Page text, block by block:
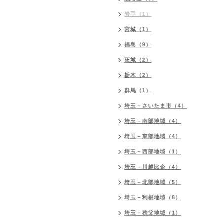
岩手（1）
宮城（1）
福島（9）
茨城（2）
栃木（2）
群馬（1）
埼玉－さいたま市（4）
埼玉－南部地域（4）
埼玉－東部地域（4）
埼玉－西部地域（1）
埼玉－川越比企（4）
埼玉－北部地域（5）
埼玉－利根地域（8）
埼玉－秩父地域（1）